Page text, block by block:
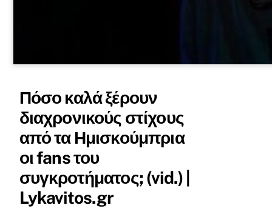
Πόσο καλά ξέρουν
διαχρονικούς στίχους
από τα Ημισκούμπρια
οι fans του
συγκροτήματος; (vid.) |
Lykavitos.gr